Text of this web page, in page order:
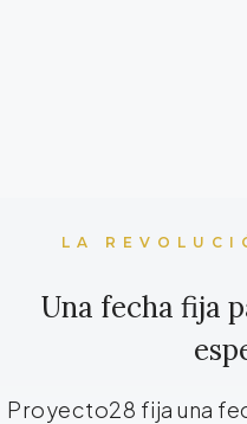
LA
Una fecha fija
Proyecto28 fija una